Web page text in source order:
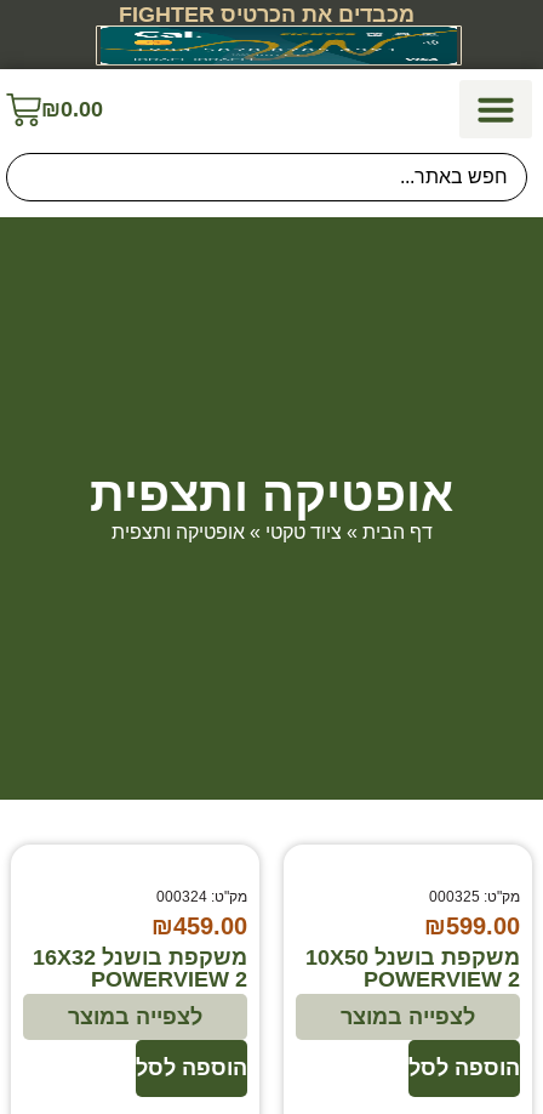
מכבדים את הכרטיס FIGHTER
₪0.00
אופטיקה ותצפית
דף הבית » ציוד טקטי »אופטיקה ותצפית
מק"ט: 000325
₪599.00
משקפת בושנל 10X50
POWERVIEW 2
הוספה לסל
לצפייה במוצר
מק"ט: 000324
₪459.00
משקפת בושנל 16X32
POWERVIEW 2
הוספה לסל
לצפייה במוצר